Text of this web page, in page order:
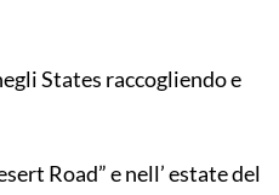
States raccogliendo e
Road” e nell’ estate del